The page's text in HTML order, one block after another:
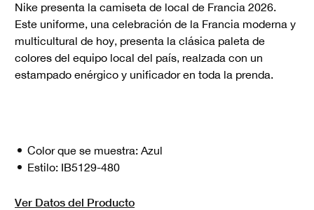
Nike presenta la camiseta de local de Francia 2026.
Este uniforme, una celebración de la Francia moderna y
multicultural de hoy, presenta la clásica paleta de
colores del equipo local del país, realzada con un
estampado enérgico y unificador en toda la prenda.
Color que se muestra: Azul
Estilo: IB5129-480
Ver Datos del Producto